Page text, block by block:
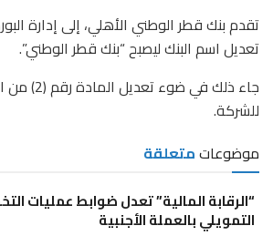
تقدم بنك قطر الوطني الأهلي، إلى إدارة
تعديل اسم البنك ليصبح “بنك قطر الوطني”.
جاء ذلك في
للشركة.
موضوعاتمتعلقة
“الرقابة المالية” تعدل ضوابط عمليات
التمويلي بالعملة الأجنبية